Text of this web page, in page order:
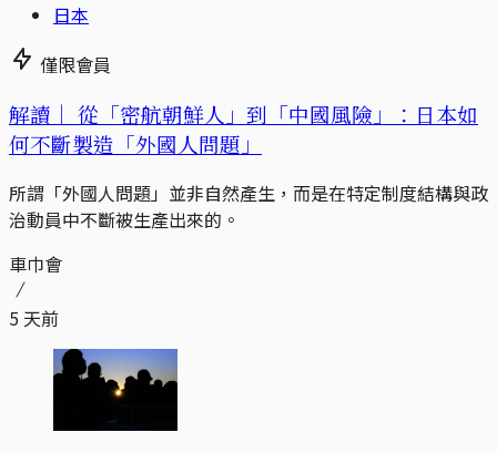
日本
僅限會員
解讀｜ 從「密航朝鮮人」到「中國風險」：日本如
何不斷製造「外國人問題」
所謂「外國人問題」並非自然產生，而是在特定制度結構與政
治動員中不斷被生產出來的。
車巾會
5 天前